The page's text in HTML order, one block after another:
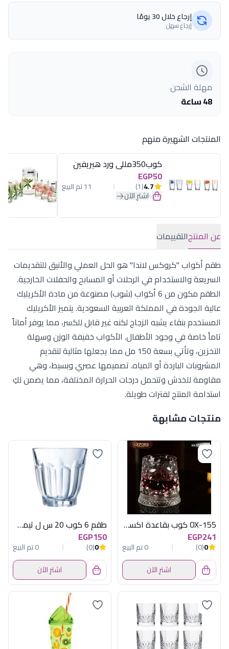
إرجاع خلال 30 يومًا
إرجاع سهل
مهلة الشحن
48 ساعة
المنتجات الشهيرة منهم
كوب350مللى ورد هيريفين
EGP50
4.7
(1) 11 تم البيع
اشترِ الآن
عن المنتجالتقييمات
طقم أكواب "كروكس لاندا" هو الحل العملي والأنيق للتقديمات
السريعة والاستخدام في الرحلات أو المسابح والحفلات الخارجية.
الطقم مكون من 6 أكواب (شوب) مصنوعة من مادة الأكريليك
عالية الجودة في المملكة العربية السعودية. يتميز الأكريليك
المستخدم بنقاء يشبه الزجاج لكنه غير قابل للكسر، مما يوفر أماناً
تاماً خاصة في وجود الأطفال. الأكواب خفيفة الوزن وسهلة
التخزين، وتأتي بسعة 150 مل مما يجعلها مثالية لتقديم
المشروبات الباردة أو المياه. تصميمها عصري وبسيط، وهي
مقاومة للخدش وتتحمل درجات الحرارة المختلفة، مما يضمن لكِ
استدامة المنتج لفترات طويلة.
منتجات مشابهة
OX-155 كوب بقاعدة اكسفورد
EGP241
0
(0)
0 تم البيع
اشترِ الآن
طقم 6 كوب 20 س ل تيمب اركيديا لومينارك
EGP150
0
(0)
0 تم البيع
اشترِ الآن